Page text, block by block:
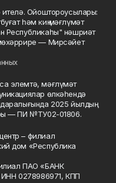
Ойоштороусылары:
һәм киң мәғлүмәт
Республикаһы" нәшриәт
— Мирсәйет
элемтә, мәғлүмәт
өлкәһендә
2025 йылдың
— ПИ №ТУ02-01806.
– филиал
дом «Республика
ПАО «БАНК
0278986971, КПП